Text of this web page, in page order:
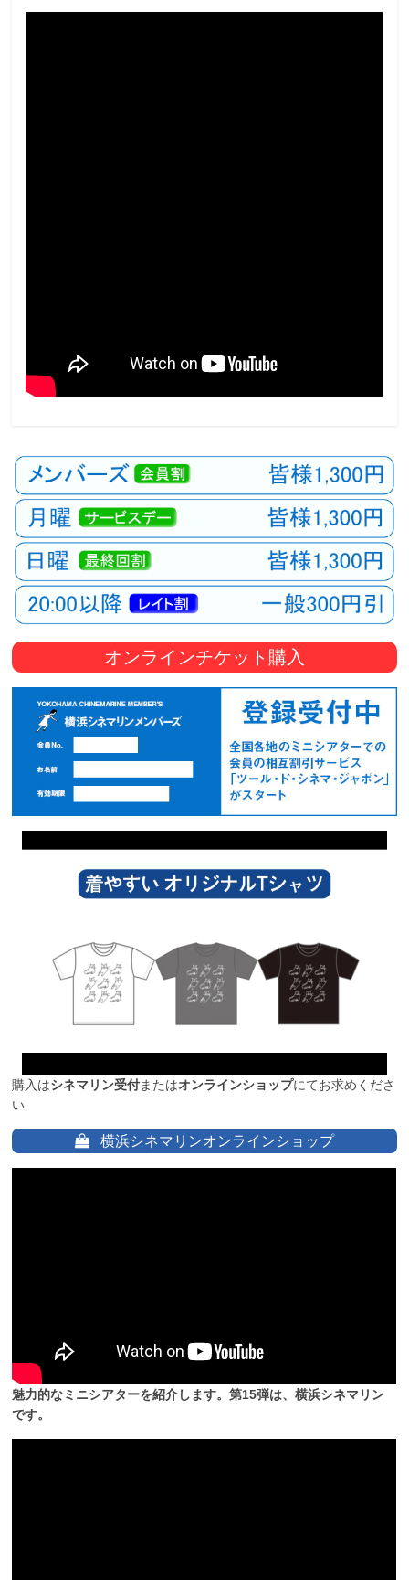
オンラインチケット購入
購入はシネマリン受付またはオンラインショップにてお求めくださ
い
横浜シネマリンオンラインショップ
魅力的なミニシアターを紹介します。第15弾は、横浜シネマリン
です。